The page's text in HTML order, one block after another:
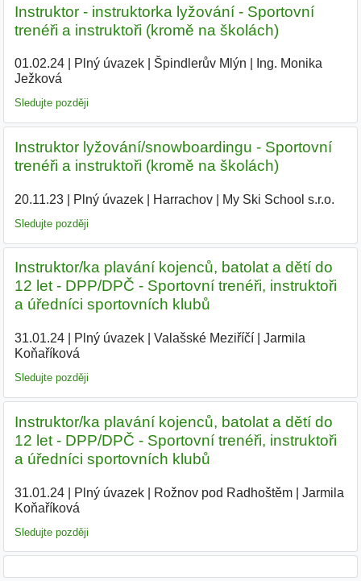
Instruktor - instruktorka lyžování - Sportovní
trenéři a instruktoři (kromě na školách)
01.02.24| Plný úvazek| Špindlerův Mlýn
Ing. Monika
Ježková
Sledujte později
Instruktor lyžování/snowboardingu - Sportovní
trenéři a instruktoři (kromě na školách)
20.11.23| Plný úvazek| Harrachov| My Ski School s.r.o.
Sledujte později
Instruktor/ka plavání kojenců, batolat a dětí do
12 let - DPP/DPČ - Sportovní trenéři, instruktoři
a úředníci sportovních klubů
31.01.24| Plný úvazek| Valašské Meziříčí|
Jarmila
Koňaříková
Sledujte později
Instruktor/ka plavání kojenců, batolat a dětí do
12 let - DPP/DPČ - Sportovní trenéři, instruktoři
a úředníci sportovních klubů
31.01.24| Plný úvazek| Rožnov pod Radhoštěm|
Jarmila
Koňaříková
Sledujte později